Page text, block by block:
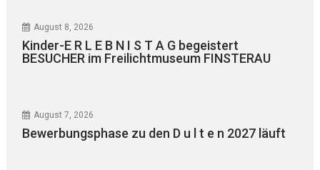
August 8, 2026
Kinder-E R L E B N I S T A G begeistert
BESUCHER im Freilichtmuseum FINSTERAU
August 7, 2026
Bewerbungsphase zu den D u l t e n 2027 läuft